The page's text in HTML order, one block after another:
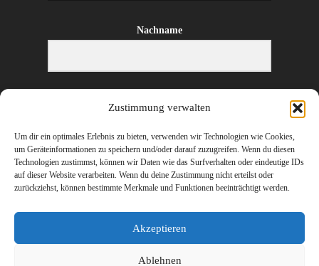
Zustimmung verwalten
Um dir ein optimales Erlebnis zu bieten, verwenden wir Technologien wie Cookies,
um Geräteinformationen zu speichern und/oder darauf zuzugreifen. Wenn du diesen
Technologien zustimmst, können wir Daten wie das Surfverhalten oder eindeutige IDs
auf dieser Website verarbeiten. Wenn du deine Zustimmung nicht erteilst oder
zurückziehst, können bestimmte Merkmale und Funktionen beeinträchtigt werden.
Akzeptieren
Ablehnen
Nachname
E-Mail-Adresse
ANMELDEN